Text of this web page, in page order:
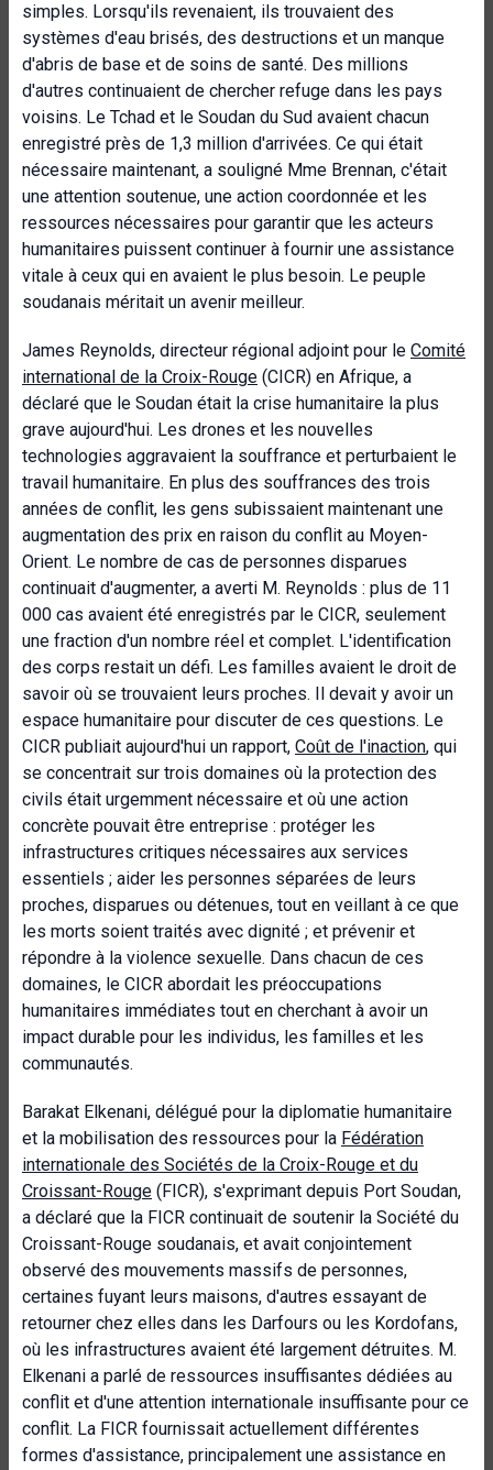
simples. Lorsqu'ils revenaient, ils trouvaient des
systèmes d'eau brisés, des destructions et un manque
d'abris de base et de soins de santé. Des millions
d'autres continuaient de chercher refuge dans les pays
voisins. Le Tchad et le Soudan du Sud avaient chacun
enregistré près de 1,3 million d'arrivées. Ce qui était
nécessaire maintenant, a souligné Mme Brennan, c'était
une attention soutenue, une action coordonnée et les
ressources nécessaires pour garantir que les acteurs
humanitaires puissent continuer à fournir une assistance
vitale à ceux qui en avaient le plus besoin. Le peuple
soudanais méritait un avenir meilleur.
James Reynolds, directeur régional adjoint pour le Comité
international de la Croix-Rouge (CICR) en Afrique, a
déclaré que le Soudan était la crise humanitaire la plus
grave aujourd'hui. Les drones et les nouvelles
technologies aggravaient la souffrance et perturbaient le
travail humanitaire. En plus des souffrances des trois
années de conflit, les gens subissaient maintenant une
augmentation des prix en raison du conflit au Moyen-
Orient. Le nombre de cas de personnes disparues
continuait d'augmenter, a averti M. Reynolds : plus de 11
000 cas avaient été enregistrés par le CICR, seulement
une fraction d'un nombre réel et complet. L'identification
des corps restait un défi. Les familles avaient le droit de
savoir où se trouvaient leurs proches. Il devait y avoir un
espace humanitaire pour discuter de ces questions. Le
CICR publiait aujourd'hui un rapport, Coût de l'inaction, qui
se concentrait sur trois domaines où la protection des
civils était urgemment nécessaire et où une action
concrète pouvait être entreprise : protéger les
infrastructures critiques nécessaires aux services
essentiels ; aider les personnes séparées de leurs
proches, disparues ou détenues, tout en veillant à ce que
les morts soient traités avec dignité ; et prévenir et
répondre à la violence sexuelle. Dans chacun de ces
domaines, le CICR abordait les préoccupations
humanitaires immédiates tout en cherchant à avoir un
impact durable pour les individus, les familles et les
communautés.
Barakat Elkenani, délégué pour la diplomatie humanitaire
et la mobilisation des ressources pour la Fédération
internationale des Sociétés de la Croix-Rouge et du
Croissant-Rouge (FICR), s'exprimant depuis Port Soudan,
a déclaré que la FICR continuait de soutenir la Société du
Croissant-Rouge soudanais, et avait conjointement
observé des mouvements massifs de personnes,
certaines fuyant leurs maisons, d'autres essayant de
retourner chez elles dans les Darfours ou les Kordofans,
où les infrastructures avaient été largement détruites. M.
Elkenani a parlé de ressources insuffisantes dédiées au
conflit et d'une attention internationale insuffisante pour ce
conflit. La FICR fournissait actuellement différentes
formes d'assistance, principalement une assistance en